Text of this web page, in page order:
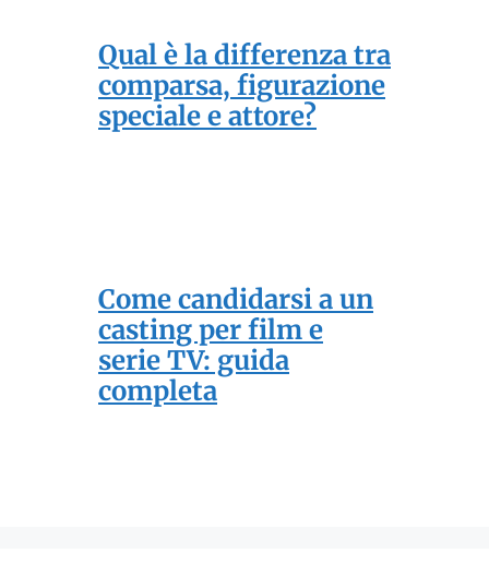
Qual è la differenza tra
comparsa, figurazione
speciale e attore?
Come candidarsi a un
casting per film e
serie TV: guida
completa